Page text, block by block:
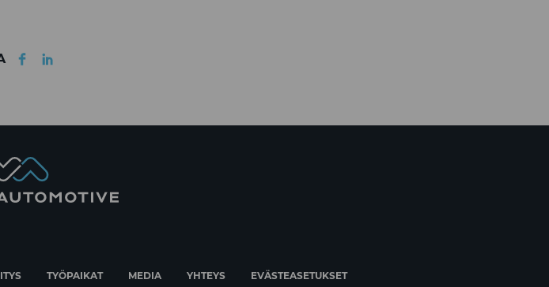
TYÖPAIKAT MEDIA YHTEYS EVÄSTEASETUKSET